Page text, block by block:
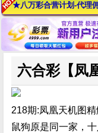
★八万彩合营计划-代理
六合彩【凤
218期:凤凰天机图
鼠狗原是同一家，十